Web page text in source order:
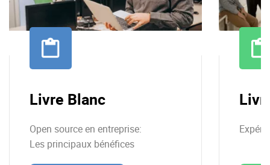
Livre Blanc
Open source en entreprise:
Les principaux bénéfices